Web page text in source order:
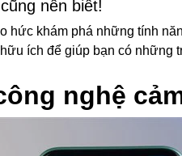
nên biết!
hức khám phá những tính
ích để giúp bạn có những
nghệ